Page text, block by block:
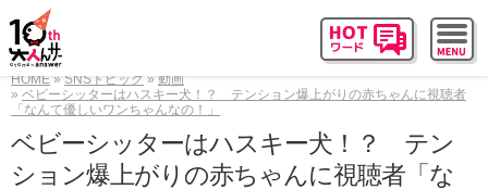
HOME SNSトピック
動画
ベビーシッターはハスキー犬！？ テンション爆上がりの赤ちゃんに視聴者
「なんて優しいワンちゃんなの！」
ベビーシッターはハスキー犬！？ テン
ション爆上がりの赤ちゃんに視聴者「な